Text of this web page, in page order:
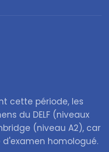
cette période, les
du DELF (niveaux
(niveau A2), car
homologué.